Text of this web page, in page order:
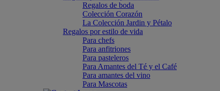
Regalos de boda
Colección Corazón
La Colección Jardin y Pétalo
Regalos por estilo de vida
Para chefs
Para anfitriones
Para pasteleros
Para Amantes del Té y el Café
Para amantes del vino
Para Mascotas